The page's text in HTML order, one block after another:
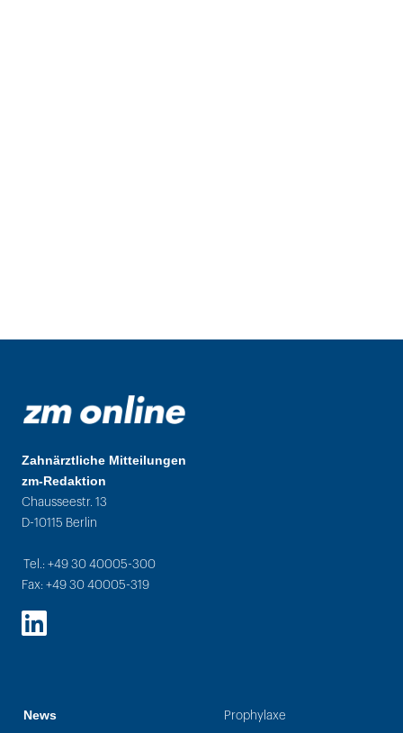
Zahnärztliche Mitteilungen
zm-Redaktion
Chausseestr. 13
D-10115 Berlin
Tel.: +49 30 40005-300
Fax: +49 30 40005-319
LinkedIn
News Prophylaxe